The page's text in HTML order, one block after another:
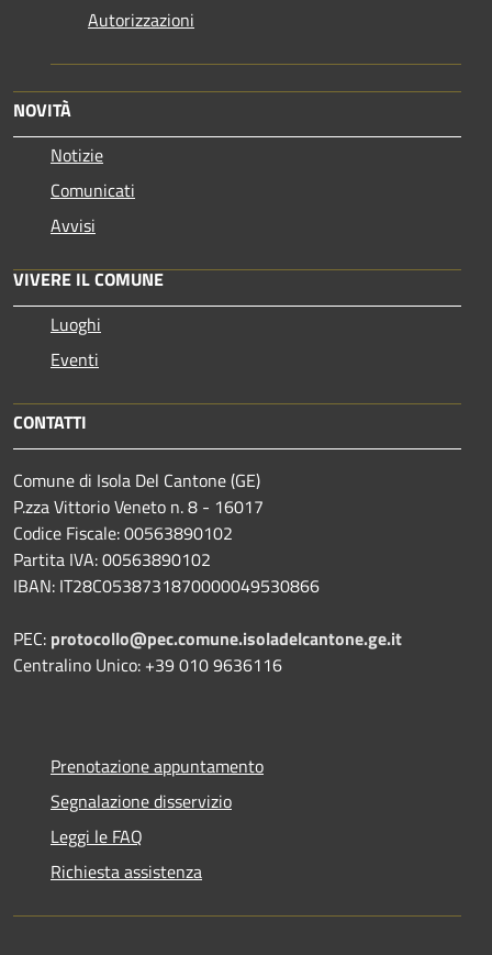
Autorizzazioni
NOVITÀ
Notizie
Comunicati
Avvisi
VIVERE IL COMUNE
Luoghi
Eventi
CONTATTI
Comune di Isola Del Cantone (GE)
P.zza Vittorio Veneto n. 8 - 16017
Codice Fiscale: 00563890102
Partita IVA: 00563890102
IBAN: IT28C0538731870000049530866
PEC: protocollo@pec.comune.isoladelcantone.ge.it
Centralino Unico: +39 010 9636116
Prenotazione appuntamento
Segnalazione disservizio
Leggi le FAQ
Richiesta assistenza